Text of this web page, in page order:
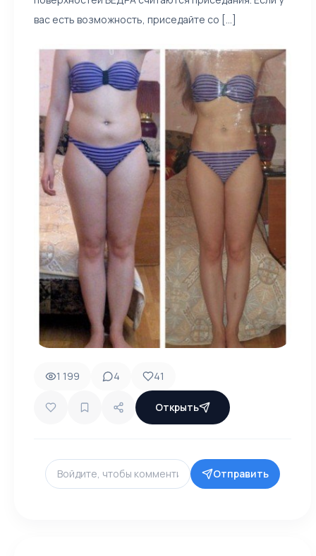
вас есть возможность, приседайте со [...]
1 199 4 41
Открыть
Отправить